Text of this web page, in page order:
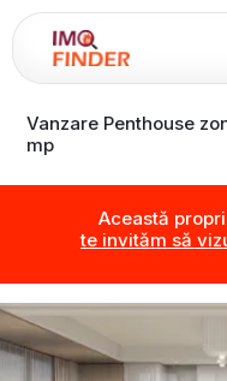
Vanzare Penthouse
mp
Această
te invităm să